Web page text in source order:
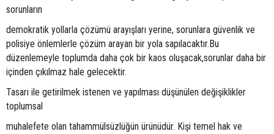
sorunların
demokratik yollarla çözümü arayışları yerine, sorunlara güvenlik ve
polisiye önlemlerle çözüm arayan bir yola sapılacaktır.Bu
düzenlemeyle toplumda daha çok bir kaos oluşacak,sorunlar daha bir
içinden çıkılmaz hale gelecektir.
Tasarı ile getirilmek istenen ve yapılması düşünülen değişiklikler
toplumsal
muhalefete olan tahammülsüzlüğün ürünüdür. Kişi temel hak ve